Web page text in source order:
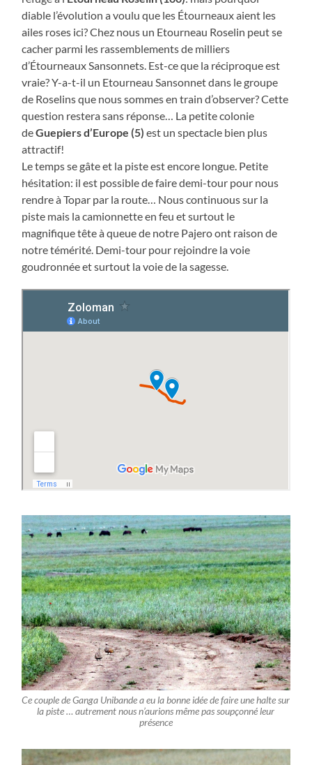
diable l’évolution a voulu que les Étourneaux aient les
ailes roses ici? Chez nous un Etourneau Roselin peut se
cacher parmi les rassemblements de milliers
d’Étourneaux Sansonnets. Est-ce que la réciproque est
vraie? Y-a-t-il un Etourneau Sansonnet dans le groupe
de Roselins que nous sommes en train d’observer? Cette
question restera sans réponse… La petite colonie
deGuepiers d’Europe (5) est un spectacle bien plus
attractif!
Le temps se gâte et la piste est encore longue. Petite
hésitation: il est possible de faire demi-tour pour nous
rendre à Topar par la route… Nous continuous sur la
piste mais la camionnette en feu et surtout le
magnifique tête à queue de notre Pajero ont raison de
notre témérité. Demi-tour pour rejoindre la voie
goudronnée et surtout la voie de la sagesse.
Ce couple de Ganga Unibande a eu la bonne idée de faire une halte sur
la piste … autrement nous n’aurions même pas soupçonné leur
présence